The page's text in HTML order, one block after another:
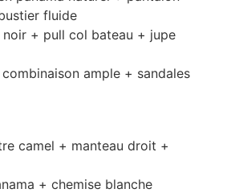
fluide
noir + pull col bateau + jupe
ample + sandales
camel + manteau droit +
+ chemise blanche